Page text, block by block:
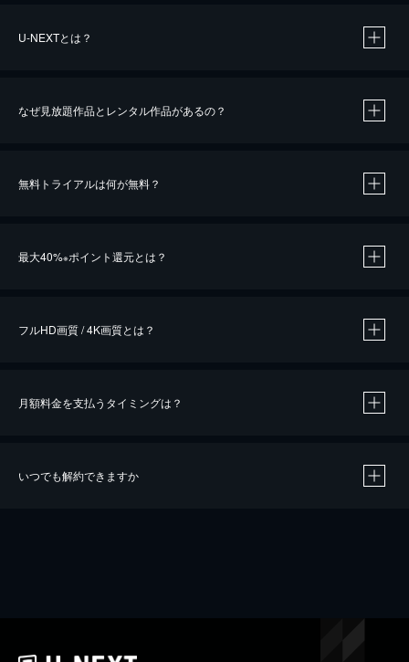
U-NEXTとは？
なぜ見放題作品とレンタル作品があるの？
無料トライアルは何が無料？
最大40%※ポイント還元とは？
※40％ポイント還元の対象は、クレジットカード決済による作品の購入 / レンタルです。
iOSアプリのUコイン決済による作品の購入 / レンタルは、20％のポイント還元です。
フルHD画質 / 4K画質とは？
月額料金を支払うタイミングは？
いつでも解約できますか